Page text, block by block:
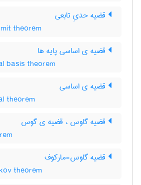
قضیه حدیِ تابعی
theorem
قضیه ی اساسی پایه ها
basis theorem
قضیه ی اساسی
theorem
قضیه گاوس ، قضیه ی گوس
قضیه گاوس-مارکوف
theorem